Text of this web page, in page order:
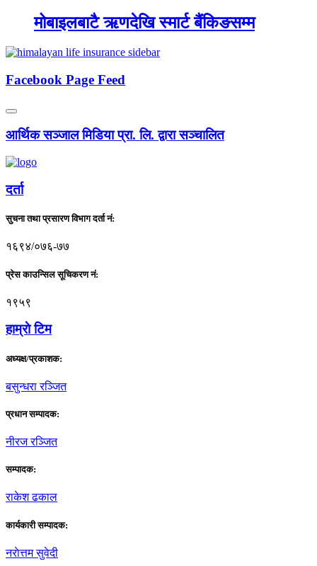
मोबाइलबाटै ऋणदेखि स्मार्ट बैंकिङसम्म
Facebook Page Feed
आर्थिक सञ्जाल मिडिया प्रा. लि. द्वारा सञ्चालित
दर्ता
सुचना तथा प्रसारण विभाग दर्ता नं:
१६९४/०७६-७७
प्रेस काउन्सिल सूचिकरण नं:
१९५९
हाम्राे टिम
अध्यक्ष/प्रकाशक:
बसुन्धरा रञ्जित
प्रधान सम्पादक:
नीरज रञ्जित
सम्पादक:
राकेश ढकाल
कार्यकारी सम्पादक:
नराेत्तम सुवेदी